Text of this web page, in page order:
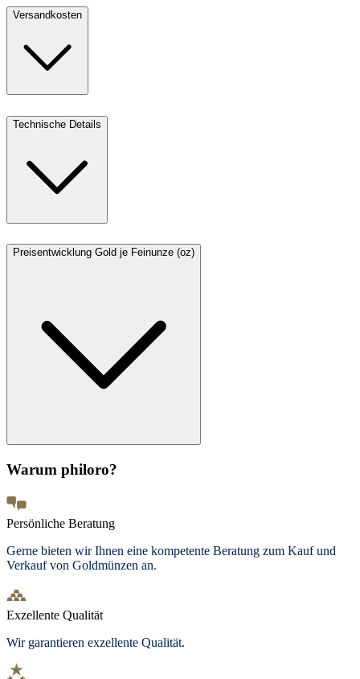
Versandkosten
Technische Details
Preisentwicklung Gold je Feinunze (oz)
Warum philoro?
Persönliche Beratung
Gerne bieten wir Ihnen eine kompetente Beratung zum Kauf und
Verkauf von Goldmünzen an.
Exzellente Qualität
Wir garantieren exzellente Qualität.